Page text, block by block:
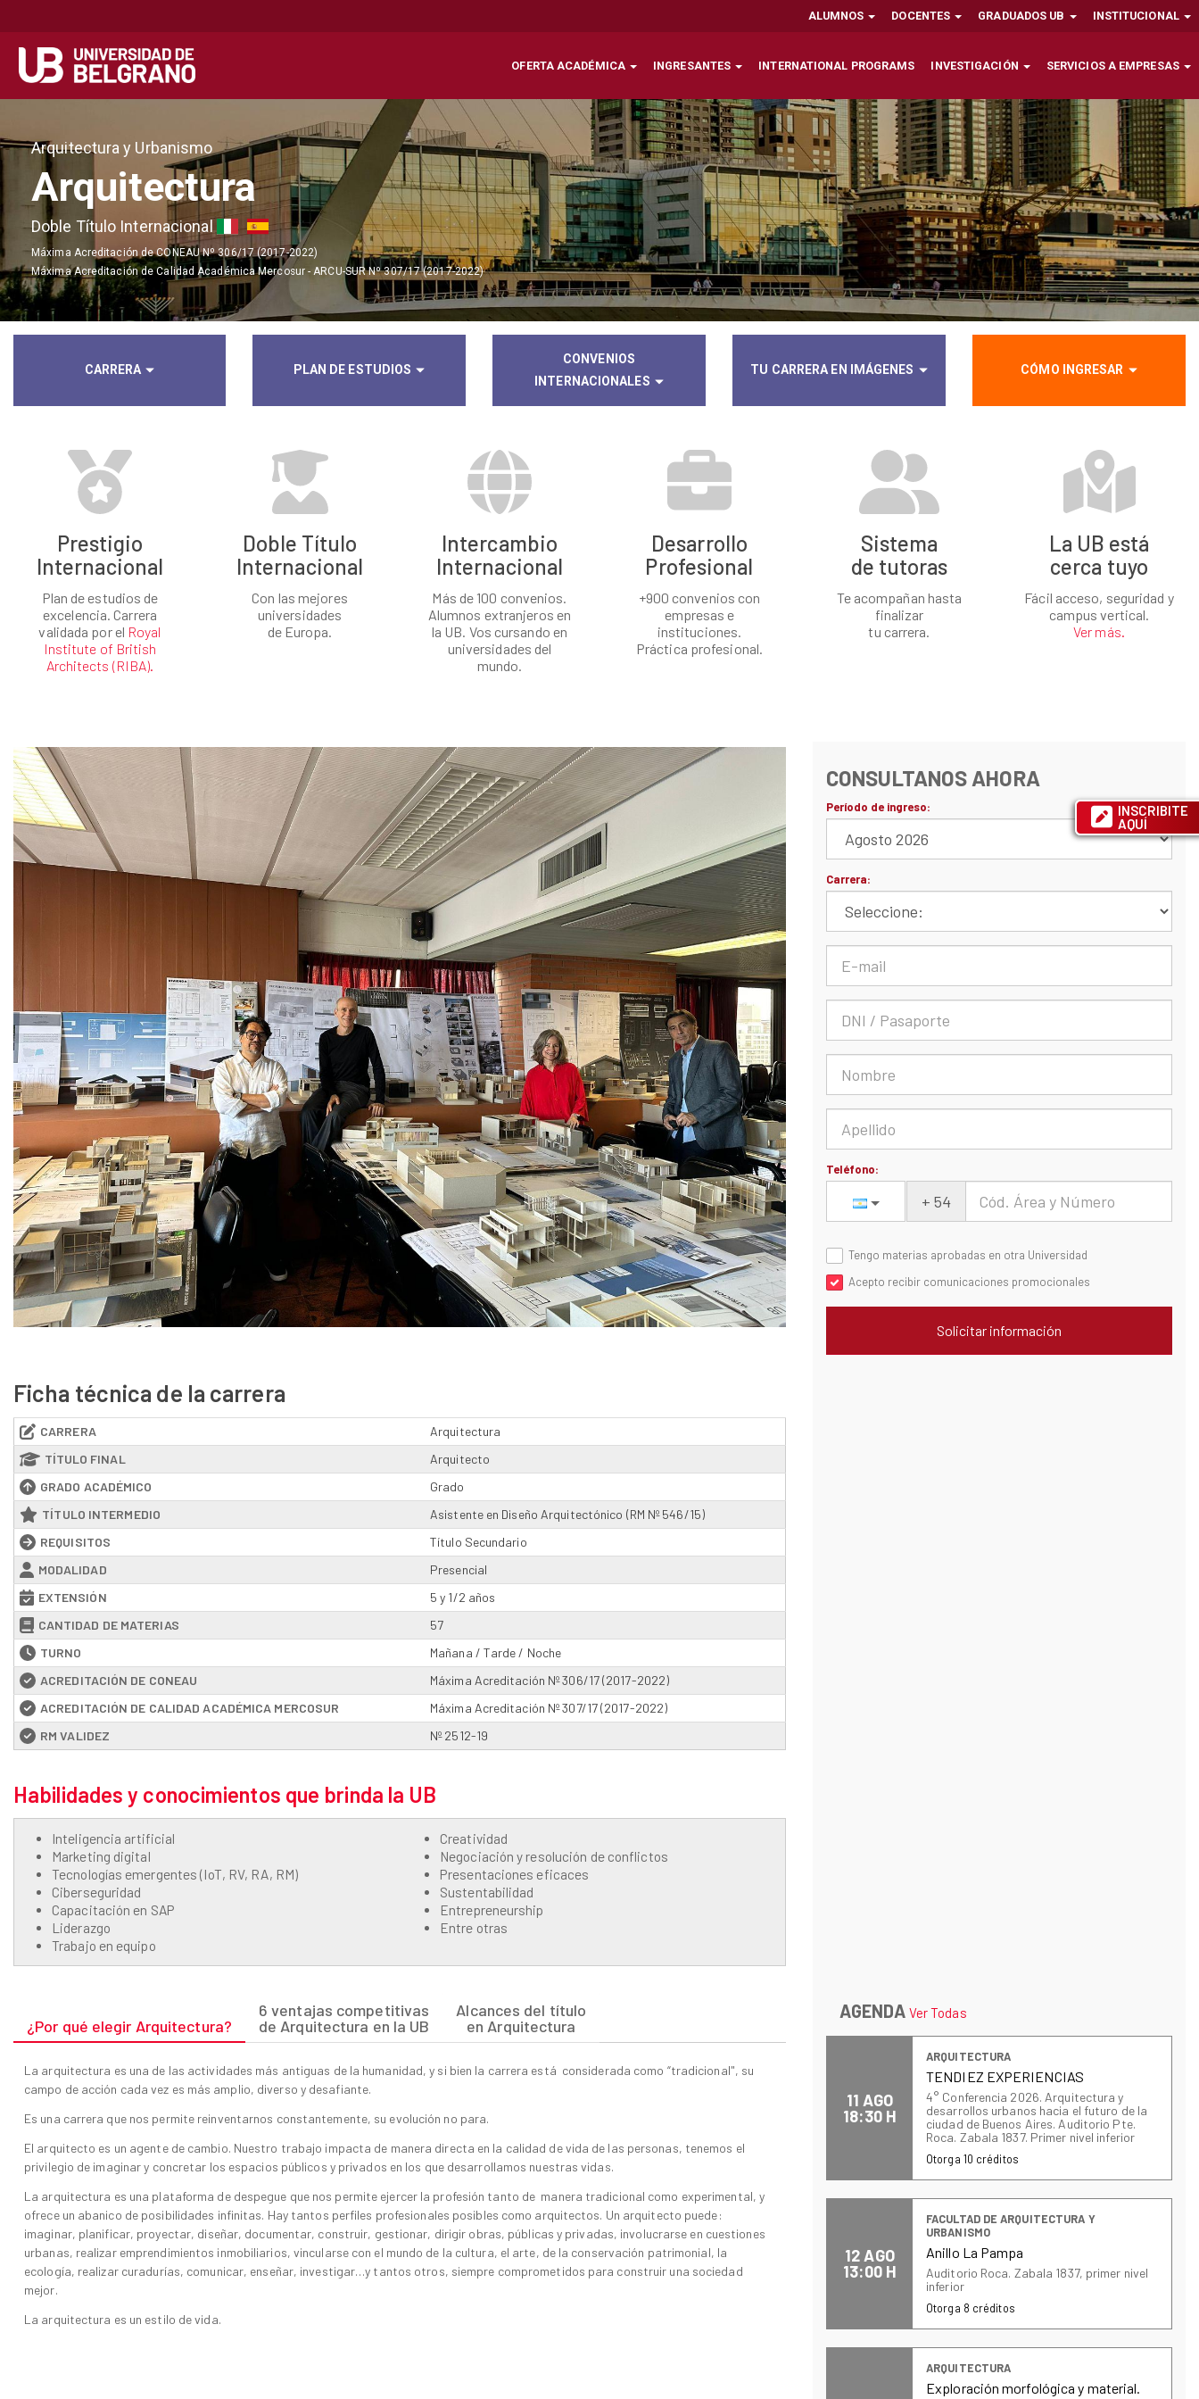
contenido
principal
Secondary
navigation
ALUMNOS DOCENTES GRADUADOS UB INSTITUCIONAL
Navegación principal OFERTA ACADÉMICA INGRESANTES INTERNATIONAL PROGRAMS INVESTIGACIÓN SERVICIOS A EMPRESAS
Arquitectura y Urbanismo
Arquitectura
Doble Título Internacional
Máxima Acreditación de CONEAU Nº 306/17 (2017-2022)
Máxima Acreditación de Calidad Académica Mercosur - ARCU-SUR Nº 307/17 (2017-2022)
CARRERA PLAN DE ESTUDIOS
CONVENIOS
INTERNACIONALES
TU CARRERA EN IMÁGENES CÓMO INGRESAR
Prestigio
Internacional
Plan de estudios de
excelencia. Carrera
validada por el Royal
Institute of British
Architects (RIBA).
Doble Título
Internacional
Con las mejores
universidades
de Europa.
Intercambio
Internacional
Más de 100 convenios.
Alumnos extranjeros en
la UB. Vos cursando en
universidades del
mundo.
Desarrollo
Profesional
+900 convenios con
empresas e
instituciones.
Práctica profesional.
Sistema
de tutoras
Te acompañan hasta
finalizar
tu carrera.
La UB está
cerca tuyo
Fácil acceso, seguridad y
campus vertical.
Ver más.
Ficha técnica de la carrera
CARRERA
Arquitectura
TÍTULO FINAL
Arquitecto
GRADO ACADÉMICO
Grado
TÍTULO INTERMEDIO
Asistente en Diseño Arquitectónico (RM Nº 546/15)
REQUISITOS
Título Secundario
MODALIDAD
Presencial
EXTENSIÓN
5 y 1/2 años
CANTIDAD DE MATERIAS
57
TURNO
Mañana / Tarde / Noche
ACREDITACIÓN DE CONEAU
Máxima Acreditación Nº 306/17 (2017-2022)
ACREDITACIÓN DE CALIDAD ACADÉMICA MERCOSUR
Máxima Acreditación Nº 307/17 (2017-2022)
RM VALIDEZ
Nº 2512-19
Habilidades y conocimientos que brinda la UB
Inteligencia artificial
Marketing digital
Tecnologías emergentes (IoT, RV, RA, RM)
Ciberseguridad
Capacitación en SAP
Liderazgo
Trabajo en equipo
Creatividad
Negociación y resolución de conflictos
Presentaciones eficaces
Sustentabilidad
Entrepreneurship
Entre otras
¿Por qué elegir Arquitectura?
6 ventajas competitivas
de Arquitectura en la UB
Alcances del título
en Arquitectura
La arquitectura es una de las actividades más antiguas de la humanidad, y si bien la carrera está considerada como “tradicional", su
campo de acción cada vez es más amplio, diverso y desafiante.
Es una carrera que nos permite reinventarnos constantemente, su evolución no para.
El arquitecto es un agente de cambio. Nuestro trabajo impacta de manera directa en la calidad de vida de las personas, tenemos el
privilegio de imaginar y concretar los espacios públicos y privados en los que desarrollamos nuestras vidas.
La arquitectura es una plataforma de despegue que nos permite ejercer la profesión tanto de manera tradicional como experimental, y
ofrece un abanico de posibilidades infinitas. Hay tantos perfiles profesionales posibles como arquitectos. Un arquitecto puede:
imaginar, planificar, proyectar, diseñar, documentar, construir, gestionar, dirigir obras, públicas y privadas, involucrarse en cuestiones
urbanas, realizar emprendimientos inmobiliarios, vincularse con el mundo de la cultura, el arte, de la conservación patrimonial, la
ecología, realizar curadurías, comunicar, enseñar, investigar…y tantos otros, siempre comprometidos para construir una sociedad
mejor.
La arquitectura es un estilo de vida.
CONSULTANOS AHORA
AGENDA Ver Todas
11 AGO
18:30 H
ARQUITECTURA
TENDIEZ EXPERIENCIAS
4° Conferencia 2026. Arquitectura y
desarrollos urbanos hacia el futuro de la
ciudad de Buenos Aires. Auditorio Pte.
Roca. Zabala 1837. Primer nivel inferior
Otorga 10 créditos
12 AGO
13:00 H
FACULTAD DE ARQUITECTURA Y
URBANISMO
Anillo La Pampa
Auditorio Roca. Zabala 1837, primer nivel
inferior
Otorga 8 créditos
ARQUITECTURA
Exploración morfológica y material.
INSCRIBITE
AQUÍ